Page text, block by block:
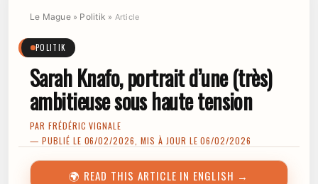
Le Mague» Politik » Article
POLITIK
Sarah Knafo, portrait d’une (très)
ambitieuse sous haute tension
PAR FRÉDÉRIC VIGNALE
— PUBLIÉ LE 06/02/2026, MIS À JOUR LE 06/02/2026
🌍 READ THIS ARTICLE IN ENGLISH →